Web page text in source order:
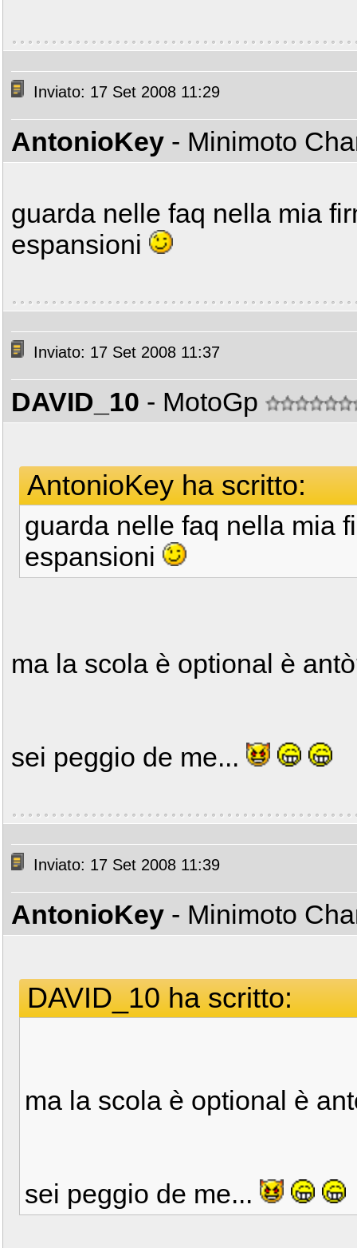
Inviato: 17 Set 2008 11:29
AntonioKey - Minimoto
guarda nelle faq nella mia
espansioni
Inviato: 17 Set 2008 11:37
DAVID_10 - MotoGp
AntonioKey ha scritto:
guarda nelle faq nella mia
espansioni
ma la scola è optional è
sei peggio de me...
Inviato: 17 Set 2008 11:39
AntonioKey - Minimoto
DAVID_10 ha scritto:
ma la scola è optional è
sei peggio de me...